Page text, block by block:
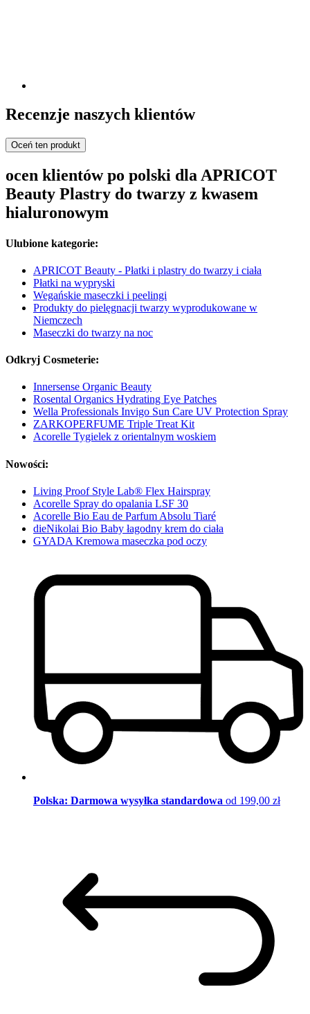
Recenzje naszych klientów
Oceń ten produkt
ocen klientów po polski dla APRICOT
Beauty Plastry do twarzy z kwasem
hialuronowym
Ulubione kategorie:
APRICOT Beauty - Płatki i plastry do twarzy i ciała
Płatki na wypryski
Wegańskie maseczki i peelingi
Produkty do pielęgnacji twarzy wyprodukowane w
Niemczech
Maseczki do twarzy na noc
Odkryj Cosmeterie:
Innersense Organic Beauty
Rosental Organics Hydrating Eye Patches
Wella Professionals Invigo Sun Care UV Protection Spray
ZARKOPERFUME Triple Treat Kit
Acorelle Tygielek z orientalnym woskiem
Nowości:
Living Proof Style Lab® Flex Hairspray
Acorelle Spray do opalania LSF 30
Acorelle Bio Eau de Parfum Absolu Tiaré
dieNikolai Bio Baby łagodny krem do ciała
GYADA Kremowa maseczka pod oczy
Polska: Darmowa wysyłka standardowa od 199,00 zł